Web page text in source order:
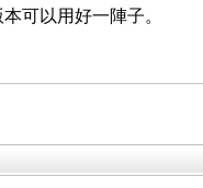
可以用好一陣子。